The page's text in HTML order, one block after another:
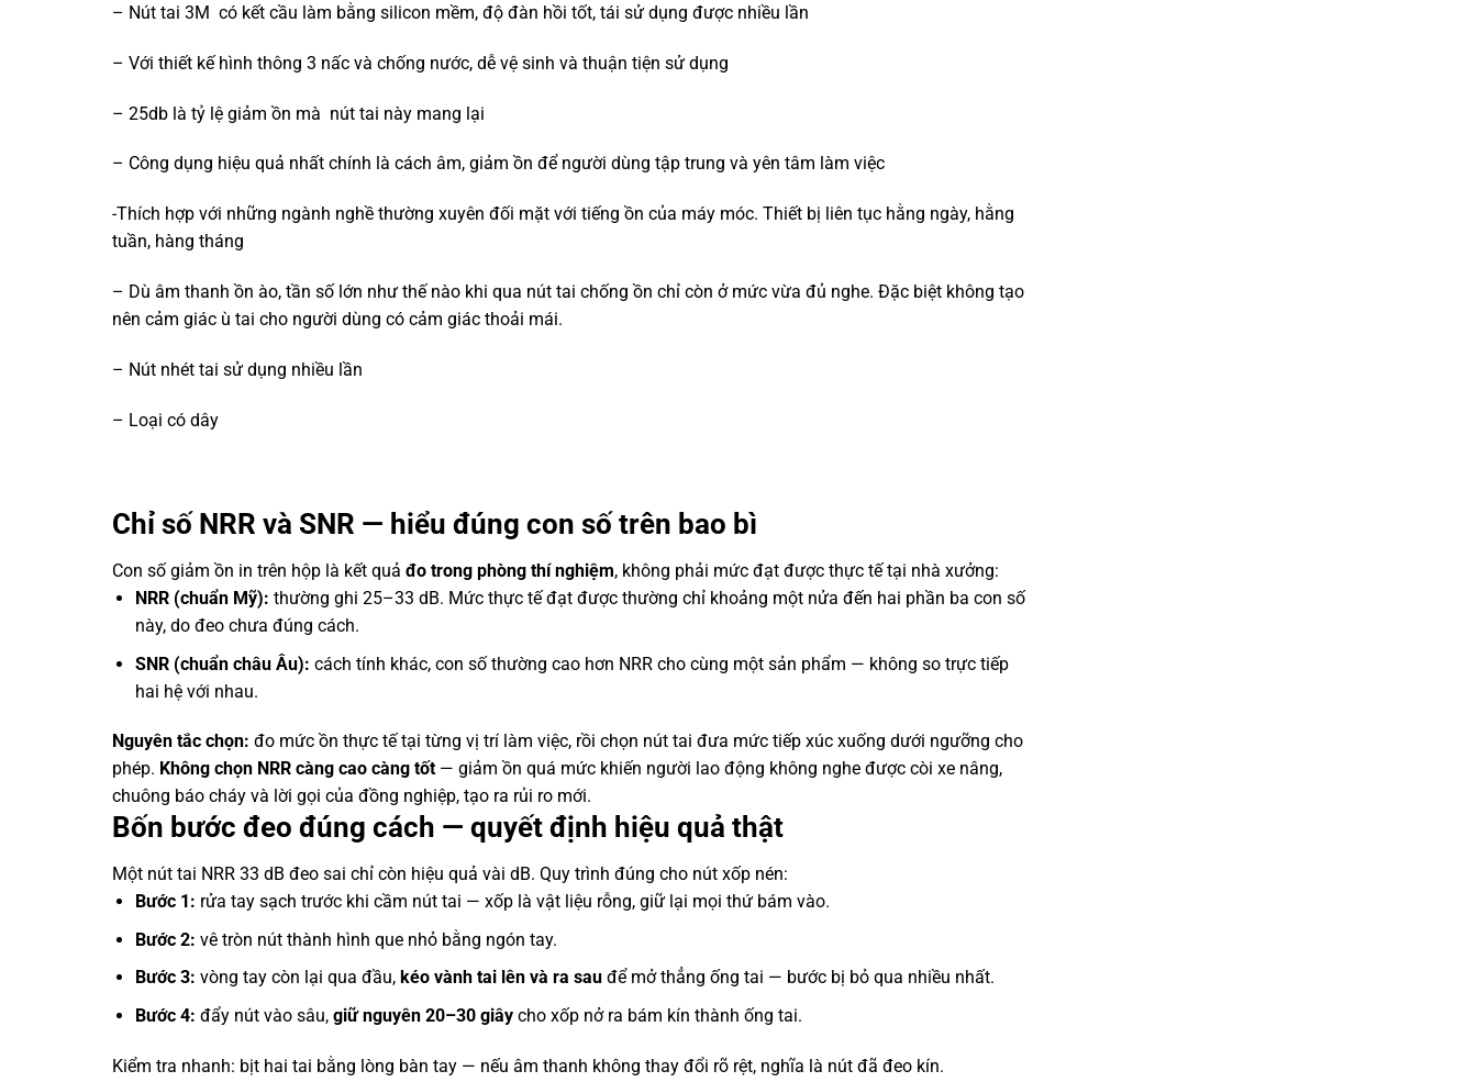
– Nút tai 3M có kết cầu làm bằng silicon mềm, độ đàn hồi tốt, tái sử dụng được nhiều lần
– Với thiết kế hình thông 3 nấc và chống nước, dễ vệ sinh và thuận tiện sử dụng
– 25db là tỷ lệ giảm ồn mà nút tai này mang lại
– Công dụng hiệu quả nhất chính là cách âm, giảm ồn để người dùng tập trung và yên tâm làm việc
-Thích hợp với những ngành nghề thường xuyên đối mặt với tiếng ồn của máy móc. Thiết bị liên tục hằng ngày, hằng
tuần, hàng tháng
– Dù âm thanh ồn ào, tần số lớn như thế nào khi qua nút tai chống ồn chỉ còn ở mức vừa đủ nghe. Đặc biệt không tạo
nên cảm giác ù tai cho người dùng có cảm giác thoải mái.
– Nút nhét tai sử dụng nhiều lần
– Loại có dây
Chỉ số NRR và SNR — hiểu đúng con số trên bao bì
Con số giảm ồn in trên hộp là kết quả đo trong phòng thí nghiệm, không phải mức đạt được thực tế tại nhà xưởng:
NRR (chuẩn Mỹ): thường ghi 25–33 dB. Mức thực tế đạt được thường chỉ khoảng một nửa đến hai phần ba con số
này, do đeo chưa đúng cách.
SNR (chuẩn châu Âu): cách tính khác, con số thường cao hơn NRR cho cùng một sản phẩm — không so trực tiếp
hai hệ với nhau.
Nguyên tắc chọn: đo mức ồn thực tế tại từng vị trí làm việc, rồi chọn nút tai đưa mức tiếp xúc xuống dưới ngưỡng cho
phép. Không chọn NRR càng cao càng tốt — giảm ồn quá mức khiến người lao động không nghe được còi xe nâng,
chuông báo cháy và lời gọi của đồng nghiệp, tạo ra rủi ro mới.
Bốn bước đeo đúng cách — quyết định hiệu quả thật
Một nút tai NRR 33 dB đeo sai chỉ còn hiệu quả vài dB. Quy trình đúng cho nút xốp nén:
Bước 1: rửa tay sạch trước khi cầm nút tai — xốp là vật liệu rỗng, giữ lại mọi thứ bám vào.
Bước 2: vê tròn nút thành hình que nhỏ bằng ngón tay.
Bước 3: vòng tay còn lại qua đầu, kéo vành tai lên và ra sauđể mở thẳng ống tai — bước bị bỏ qua nhiều nhất.
Bước 4: đẩy nút vào sâu, giữ nguyên 20–30 giâycho xốp nở ra bám kín thành ống tai.
Kiểm tra nhanh: bịt hai tai bằng lòng bàn tay — nếu âm thanh không thay đổi rõ rệt, nghĩa là nút đã đeo kín.